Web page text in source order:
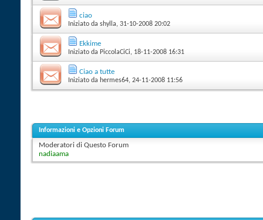
ciao
Iniziato da shylla‎, 31-10-2008 20:02
Ekkime
Iniziato da PiccolaCiCi‎, 18-11-2008 16:31
Ciao a tutte
Iniziato da hermes64‎, 24-11-2008 11:56
Informazioni e Opzioni Forum
Moderatori di Questo Forum
nadiaama